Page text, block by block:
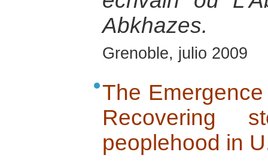
Abkhazes.
Grenoble, julio 2009
The
Recovering
peoplehood in